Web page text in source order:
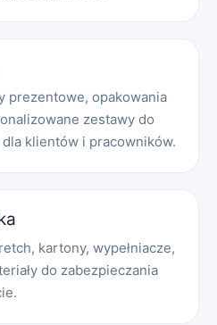
prezentowe, opakowania
zestawy do
klientów i pracowników.
kartony, wypełniacze,
do zabezpieczania